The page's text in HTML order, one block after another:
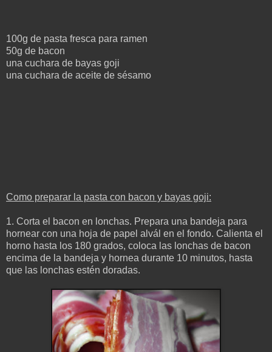
100g de pasta fresca para ramen
50g de bacon
una cuchara de bayas goji
una cuchara de aceite de sésamo
Como preparar la pasta con bacon y bayas goji:
1. Corta el bacon en lonchas. Prepara una bandeja para
hornear con una hoja de papel alvál en el fondo. Calienta el
horno hasta los 180 grados, coloca las lonchas de bacon
encima de la bandeja y hornea durante 10 minutos, hasta
que las lonchas estén doradas.